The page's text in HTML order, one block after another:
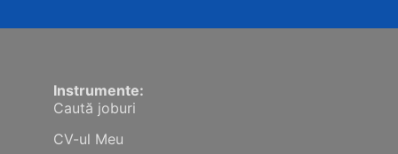
Instrumente:
Caută joburi
CV-ul Meu